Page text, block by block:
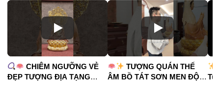
CHIÊM NGƯỠNG VẺ
ĐẸP TƯỢNG ĐỊA TẠNG
TƯỢNG QUÁN THẾ
ÂM BỒ TÁT SƠN MEN ĐỘ